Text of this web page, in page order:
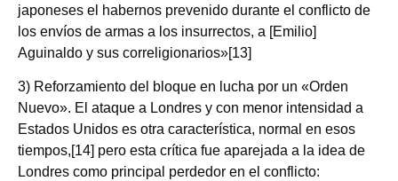
japoneses el habernos prevenido durante el conflicto de
los envíos de armas a los insurrectos, a [Emilio]
Aguinaldo y sus correligionarios»[13]
3) Reforzamiento del bloque en lucha por un «Orden
Nuevo». El ataque a Londres y con menor intensidad a
Estados Unidos es otra característica, normal en esos
tiempos,[14] pero esta crítica fue aparejada a la idea de
Londres como principal perdedor en el conflicto: